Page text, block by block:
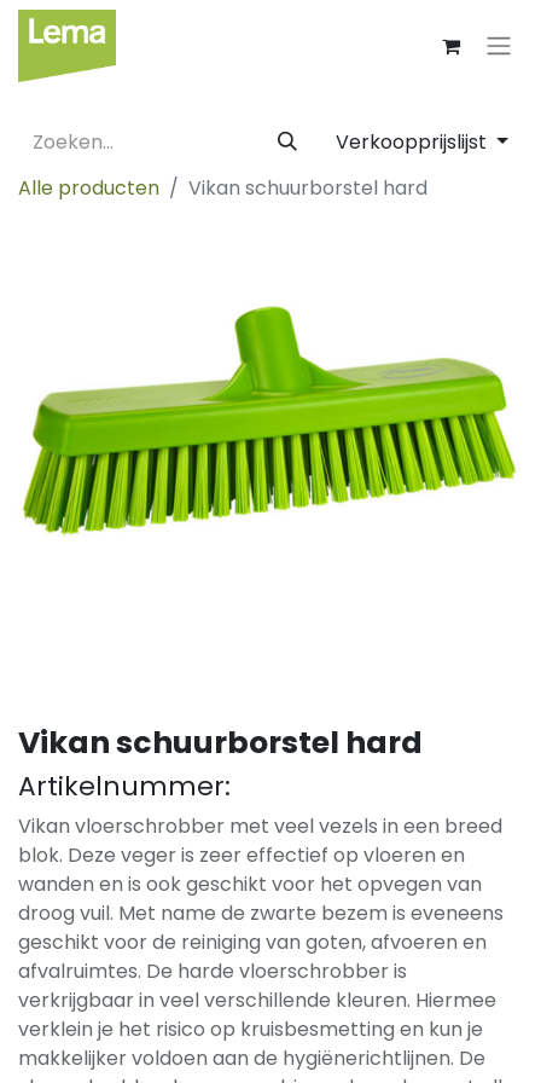
Verkoopprijslijst
Alle producten
Vikan schuurborstel hard
Vikan schuurborstel hard
Artikelnummer:
Vikan vloerschrobber met veel vezels in een breed
blok. Deze veger is zeer effectief op vloeren en
wanden en is ook geschikt voor het opvegen van
droog vuil. Met name de zwarte bezem is eveneens
geschikt voor de reiniging van goten, afvoeren en
afvalruimtes. De harde vloerschrobber is
verkrijgbaar in veel verschillende kleuren. Hiermee
verklein je het risico op kruisbesmetting en kun je
makkelijker voldoen aan de hygiënerichtlijnen. De